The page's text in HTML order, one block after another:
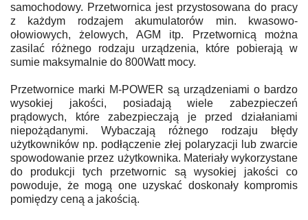
samochodowy. Przetwornica jest przystosowana do pracy
z każdym rodzajem akumulatorów min. kwasowo-
ołowiowych, żelowych, AGM itp. Przetwornicą można
zasilać różnego rodzaju urządzenia, które pobierają w
sumie maksymalnie do 800Watt mocy.
Przetwornice marki M-POWER są urządzeniami o bardzo
wysokiej jakości, posiadają wiele zabezpieczeń
prądowych, które zabezpieczają je przed działaniami
niepożądanymi. Wybaczają różnego rodzaju błędy
użytkowników np. podłączenie złej polaryzacji lub zwarcie
spowodowanie przez użytkownika. Materiały wykorzystane
do produkcji tych przetwornic są wysokiej jakości co
powoduje, że mogą one uzyskać doskonały kompromis
pomiędzy ceną a jakością.